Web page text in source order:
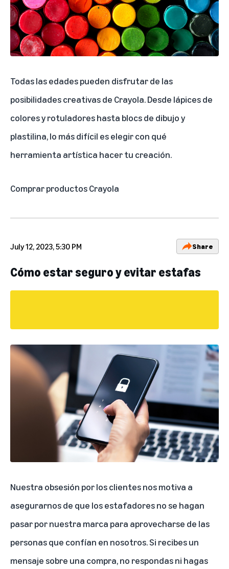
Todas las edades pueden disfrutar de las
posibilidades creativas de Crayola. Desde lápices de
colores y rotuladores hasta blocs de dibujo y
plastilina, lo más difícil es elegir con qué
herramienta artística hacer tu creación.
Comprar productos Crayola
July 12, 2023, 5:30 PM Share
Cómo estar seguro y evitar estafas
Nuestra obsesión por los clientes nos motiva a
asegurarnos de que los estafadores no se hagan
pasar por nuestra marca para aprovecharse de las
personas que confían en nosotros. Si recibes un
mensaje sobre una compra, no respondas ni hagas